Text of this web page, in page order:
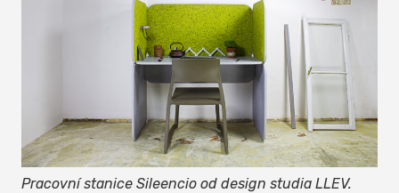
Pracovní stanice Sileencio od design studia LLEV.